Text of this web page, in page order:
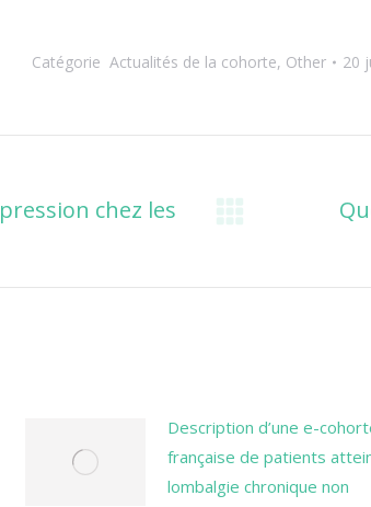
Catégorie Actualités de la cohorte, Other 20
chez les
Description d’une e-
française de patients
lombalgie chronique non